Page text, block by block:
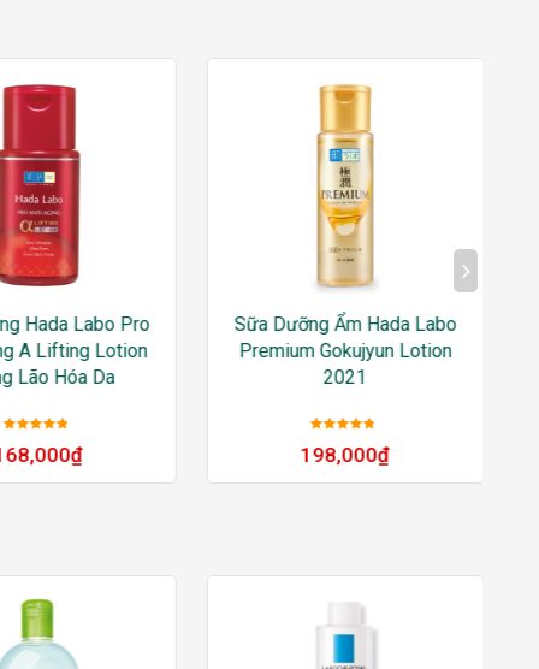
Hada Labo Pro
Α Lifting Lotion
Lão Hóa Da
hạng5sao ₫
Sữa Dưỡng Ẩm Hada Labo
Premium Gokujyun Lotion
2021
hạng5sao
198,000₫